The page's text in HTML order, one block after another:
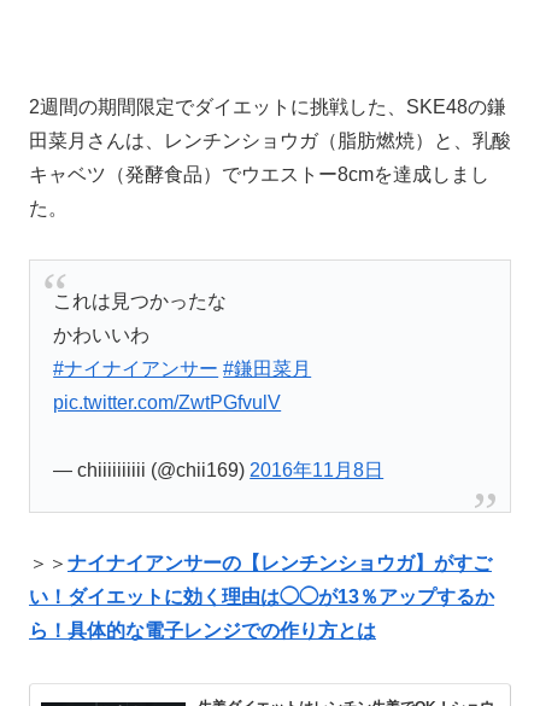
2週間の期間限定でダイエットに挑戦した、SKE48の鎌
田菜月さんは、レンチンショウガ（脂肪燃焼）と、乳酸
キャベツ（発酵食品）でウエストー8cmを達成しまし
た。
これは見つかったな
かわいいわ
#ナイナイアンサー #鎌田菜月
pic.twitter.com/ZwtPGfvulV
— chiiiiiiiiii (@chii169)2016年11月8日
＞＞ ナイナイアンサーの【レンチンショウガ】がすご
い！ダイエットに効く理由は◯◯が13％アップするか
ら！具体的な電子レンジでの作り方とは